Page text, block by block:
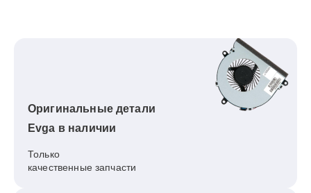
Оригинальные детали
Evga в наличии
Только
качественные запчасти